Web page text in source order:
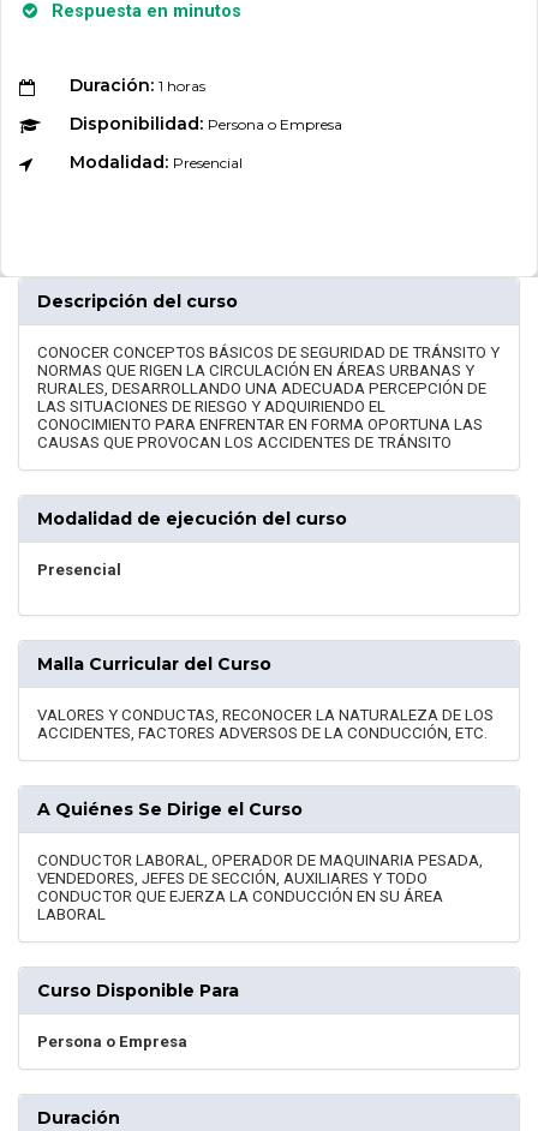
Respuesta en minutos
Duración: 1 horas
Disponibilidad: Persona o Empresa
Modalidad: Presencial
Descripción del curso
CONOCER CONCEPTOS BÁSICOS DE SEGURIDAD DE TRÁNSITO Y
NORMAS QUE RIGEN LA CIRCULACIÓN EN ÁREAS URBANAS Y
RURALES, DESARROLLANDO UNA ADECUADA PERCEPCIÓN DE
LAS SITUACIONES DE RIESGO Y ADQUIRIENDO EL
CONOCIMIENTO PARA ENFRENTAR EN FORMA OPORTUNA LAS
CAUSAS QUE PROVOCAN LOS ACCIDENTES DE TRÁNSITO
Modalidad de ejecución del curso
Presencial
Malla Curricular del Curso
VALORES Y CONDUCTAS, RECONOCER LA NATURALEZA DE LOS
ACCIDENTES, FACTORES ADVERSOS DE LA CONDUCCIÓN, ETC.
A Quiénes Se Dirige el Curso
CONDUCTOR LABORAL, OPERADOR DE MAQUINARIA PESADA,
VENDEDORES, JEFES DE SECCIÓN, AUXILIARES Y TODO
CONDUCTOR QUE EJERZA LA CONDUCCIÓN EN SU ÁREA
LABORAL
Curso Disponible Para
Persona o Empresa
Duración